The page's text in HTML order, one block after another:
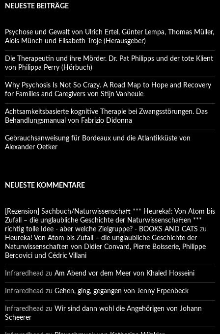
NEUESTE BEITRÄGE
Psychose und Gewalt von Ulrich Ertel, Günter Lempa, Thomas Müller,
Alois Münch und Elisabeth Troje (Herausgeber)
Die Therapeutin und ihre Mörder. Dr. Pat Philipps und der tote Klient
von Philippa Perry (Hörbuch)
Why Psychosis Is Not So Crazy. A Road Map to Hope and Recovery
for Families and Caregivers von Stijn Vanheule
Achtsamkeitsbasierte kognitive Therapie bei Zwangsstörungen. Das
Behandlungsmanual von Fabrizio Didonna
Gebrauchsanweisung für Bordeaux und die Atlantikküste von
Alexander Oetker
NEUESTE KOMMENTARE
[Rezension] Sachbuch/Naturwissenschaft *** Heureka!: Von Atom bis
Zufall – die unglaubliche Geschichte der Naturwissenschaften ***
richtig tolle Idee - aber welche Zielgruppe? - BOOKS AND CATS zu
Heureka! Von Atom bis Zufall – die unglaubliche Geschichte der
Naturwissenschaften von Didier Convard, Pierre Boisserie, Philippe
Bercovici und Cédric Villani
Infraredhead zu Am Abend vor dem Meer von Khaled Hosseini
Infraredhead zu Gehen, ging, gegangen von Jenny Erpenbeck
Infraredhead zu Wir sind dann wohl die Angehörigen von Johann
Scheerer